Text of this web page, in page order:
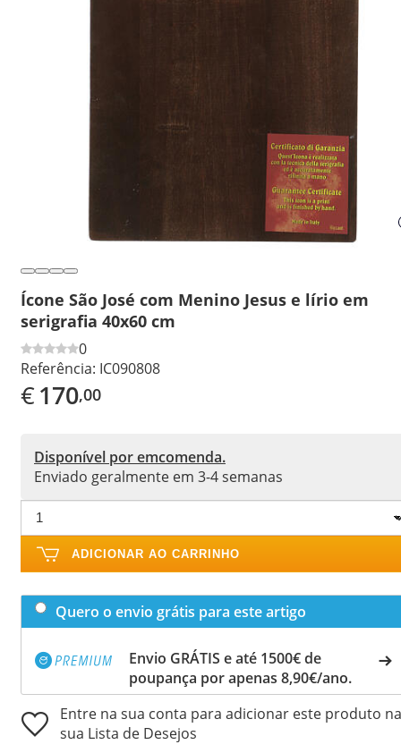
Ícone São José com Menino Jesus e lírio em
serigrafia 40x60 cm
0
Referência: IC090808
€170,00
Disponível por emcomenda.
Enviado geralmente em 3-4 semanas
ADICIONAR AO CARRINHO
Quero o envio grátis para este artigo
Envio GRÁTIS e até 1500€ de
poupança por apenas 8,90€/ano.
Entre na sua conta para adicionar este produto na
sua Lista de Desejos